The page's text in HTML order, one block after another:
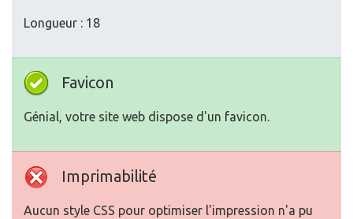
Longueur : 18
Favicon
Génial, votre site web dispose d'un favicon.
Imprimabilité
Aucun style CSS pour optimiser l'impression n'a pu